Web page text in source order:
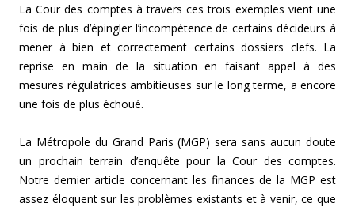
La Cour des comptes à travers ces trois exemples vient une
fois de plus d’épingler l’incompétence de certains décideurs à
mener à bien et correctement certains dossiers clefs. La
reprise en main de la situation en faisant appel à des
mesures régulatrices ambitieuses sur le long terme, a encore
une fois de plus échoué.
La Métropole du Grand Paris (MGP) sera sans aucun doute
un prochain terrain d’enquête pour la Cour des comptes.
Notre dernier article concernant les finances de la MGP est
assez éloquent sur les problèmes existants et à venir, ce que